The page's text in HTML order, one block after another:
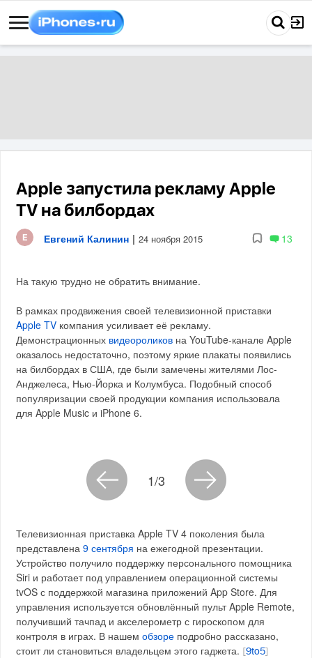
Apple запустила рекламу Apple
TV на билбордах
Евгений Калинин | 24 ноября 2015 13
На такую трудно не обратить внимание.
В рамках продвижения своей телевизионной приставки
Apple TV компания усиливает её рекламу.
Демонстрационных видеороликов на YouTube-канале Apple
оказалось недостаточно, поэтому яркие плакаты появились
на билбордах в США, где были замечены жителями Лос-
Анджелеса, Нью-Йорка и Колумбуса. Подобный способ
популяризации своей продукции компания использовала
для Apple Music и iPhone 6.
1/3
Телевизионная приставка Apple TV 4 поколения была
представлена9 сентября на ежегодной презентации.
Устройство получило поддержку персонального помощника
Siri и работает под управлением операционной системы
tvOS с поддержкой магазина приложений App Store. Для
управления используется обновлённый пульт Apple Remote,
получивший тачпад и акселерометр с гироскопом для
контроля в играх. В нашемобзоре подробно рассказано,
стоит ли становиться владельцем этого гаджета.
[9to5